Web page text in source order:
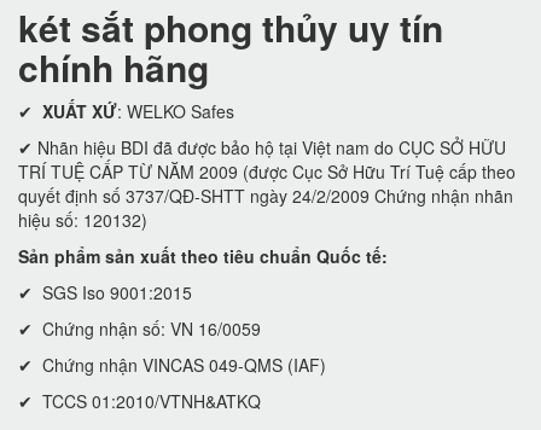
két sắt phong thủy uy tín
chính hãng
✔ XUẤT XỨ: WELKO Safes
✔ Nhãn hiệu BDI đã được bảo hộ tại Việt nam do CỤC SỞ HỮU
TRÍ TUỆ CẤP TỪ NĂM 2009 (được Cục Sở Hữu Trí Tuệ cấp theo
quyết định số 3737/QĐ-SHTT ngày 24/2/2009 Chứng nhận nhãn
hiệu số: 120132)
Sản phẩm sản xuất theo tiêu chuẩn Quốc tế:
✔ SGS Iso 9001:2015
✔ Chứng nhận số: VN 16/0059
✔ Chứng nhận VINCAS 049-QMS (IAF)
✔ TCCS 01:2010/VTNH&ATKQ